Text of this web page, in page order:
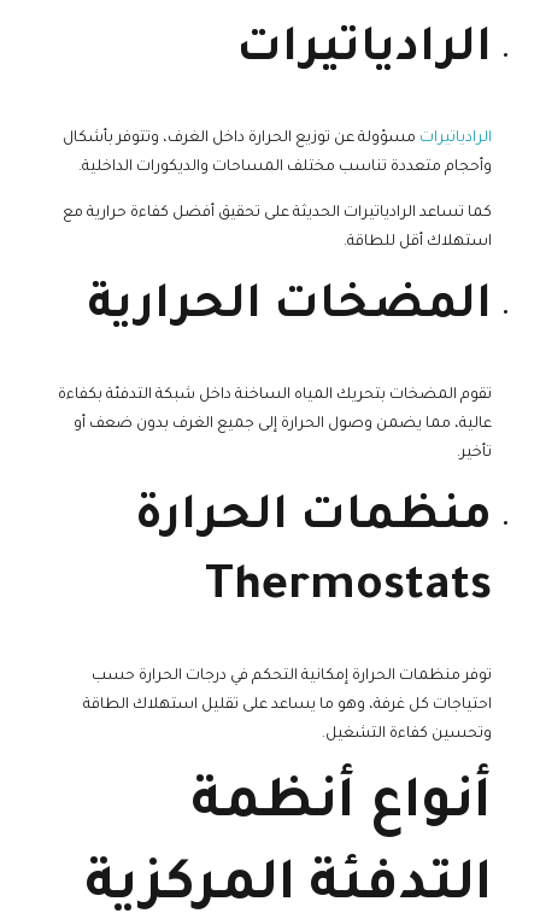
الرادياتيرات
الرادياتيرات مسؤولة عن توزيع الحرارة داخل الغرف، وتتوفر بأشكال
وأحجام متعددة تناسب مختلف المساحات والديكورات الداخلية.
كما تساعد الرادياتيرات الحديثة على تحقيق أفضل كفاءة حرارية مع
استهلاك أقل للطاقة.
المضخات الحرارية
تقوم المضخات بتحريك المياه الساخنة داخل شبكة التدفئة بكفاءة
عالية، مما يضمن وصول الحرارة إلى جميع الغرف بدون ضعف أو
تأخير.
منظمات الحرارة
Thermostats
توفر منظمات الحرارة إمكانية التحكم في درجات الحرارة حسب
احتياجات كل غرفة، وهو ما يساعد على تقليل استهلاك الطاقة
وتحسين كفاءة التشغيل.
أنواع أنظمة
التدفئة المركزية